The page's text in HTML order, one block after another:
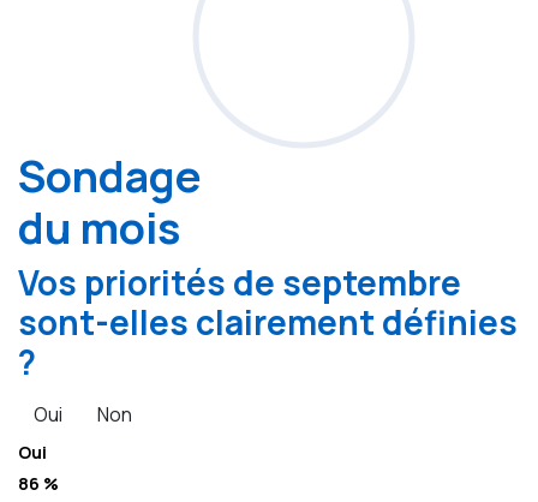
Sondage
du mois
Vos priorités de septembre
sont-elles clairement définies
?
Oui Non
Oui
86 %